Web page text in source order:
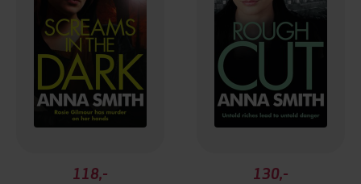
118,-
130,-